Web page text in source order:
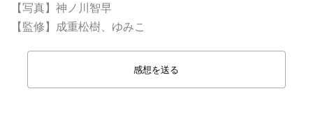
【写真】神ノ川智早
【監修】成重松樹、ゆみこ
感想を送る